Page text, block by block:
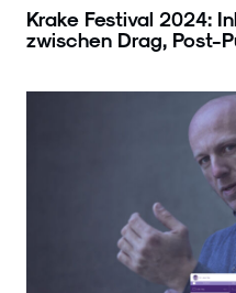
Krake Festival 2024:
zwischen Drag, Post-